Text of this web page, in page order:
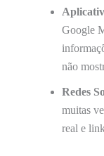
Google
não
Redes
muitas
real e